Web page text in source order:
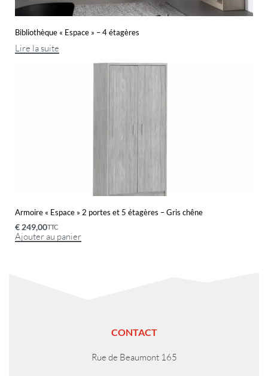
Bibliothèque « Espace » – 4 étagères
Lire la suite
Armoire « Espace » 2 portes et 5 étagères – Gris chêne
€ 249,00TTC
Ajouter au panier
CONTACT
Rue de Beaumont 165